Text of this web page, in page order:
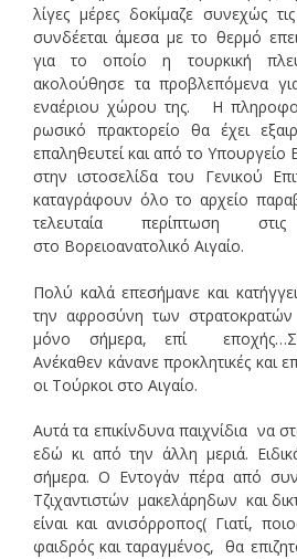
λίγες μέρες δοκίμαζε συνεχώς
συνδέεται άμεσα με το θερμό
για το οποίο η τουρκική
ακολούθησε τα προβλεπόμενα
εναέριου χώρου της. Η
ρωσικό πρακτορείο θα έχει
επαληθευτεί και από το Υπουργείο
στην ιστοσελίδα του Γενικού
καταγράφουν όλο το αρχείο
τελευταία περίπτωση
στο Βορειοανατολικό Αιγαίο.
Πολύ καλά επεσήμανε και
την αφροσύνη των στρατοκρατών
μόνο σήμερα, επί
Ανέκαθεν κάνανε προκλητικές και
οι Τούρκοι στο Αιγαίο.
Αυτά τα επικίνδυνα παιχνίδια να
εδώ κι από την άλλη μεριά.
σήμερα. Ο Εντογάν πέρα από
Τζιχαντιστών μακελάρηδων και
είναι και ανισόρροπος( Γιατί,
φαιδρός και ταραγμένος, θα